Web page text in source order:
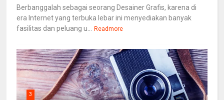
Berbanggalah sebagai seorang Desainer Grafis, karena di
era Internet yang terbuka lebar ini menyediakan banyak
fasilitas dan peluang u... Readmore
3